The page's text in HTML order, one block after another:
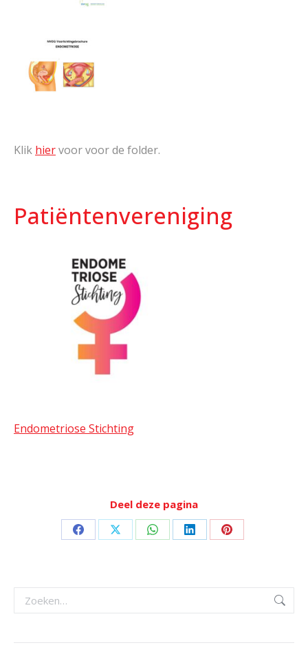
Klik hiervoor voor de folder.
Patiëntenvereniging
Endometriose Stichting
Deel deze pagina
Deel
Deel
Deel
Deel
Deel
Zoeken: